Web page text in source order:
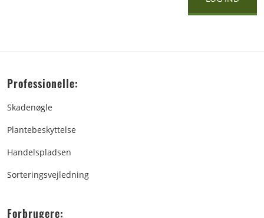
Professionelle:
Skadenøgle
Plantebeskyttelse
Handelspladsen
Sorteringsvejledning
Forbrugere: